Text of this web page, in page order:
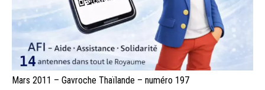
Mars 2011 – Gavroche Thaïlande – numéro 197